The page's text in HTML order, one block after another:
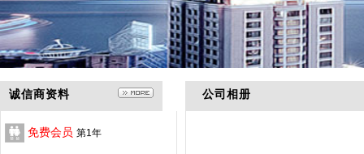
诚信商资料
免费会员 第1 年
公司相册